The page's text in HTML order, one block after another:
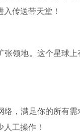
传送带天堂！
领地。这个星球
，满足你的所有
工操作！